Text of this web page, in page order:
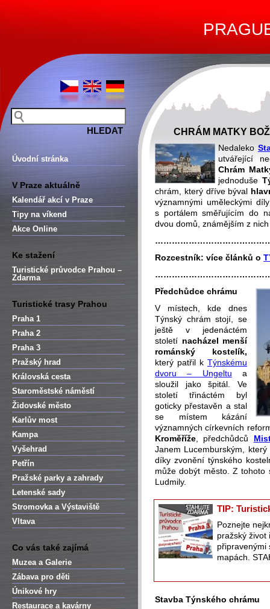
Úvodní stránka
V Praze aktuálně
Kalendář akcí v Praze
Tipy na víkend
Akce Online
Ke stažení
Turistické průvodce Prahou –
Zdarma
Turistické trasy Prahou
Praha 1
Praha 2
Praha 3
Pražský hrad
Královská cesta
Staroměstské náměstí
Židovské město
Karlův most
Kampa
Vyšehrad
Petřín
Pražské parky a zahrady
Letenské sady
Stromovka a Výstaviště
Vltava
Co vás také zajímá
Muzea a Galerie
Zábava pro děti
Únikové hry
Restaurace a kavárny
CHRÁM MATKY
Nedaleko
utvářející
Chrám
jednoduše
chrám, který dříve býval
významnými uměleckými
s portálem směřujícím do
dvou domů, známějším z
Rozcestník: více článků o
Předchůdce chrámu
V místech, kde dnes
Týnský chrám stojí, se
ještě v jedenáctém
století nacházel menší
románský kostelík,
který patřil k Týnskému
dvoru – Ungeltu a
sloužil jako špitál. Ve
století třináctém byl
goticky přestavěn a stal
se místem kázání
významných církevních
Kroměříže , předchůdců
Janem Lucemburským,
díky zvonění týnského
může dobýt město. Z tohoto
Ludmily.
TIP:
Poznejte
pražský život
připravenými
mapách.
Stavba Týnského chrámu